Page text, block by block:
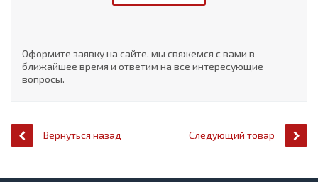
Оформите заявку на сайте, мы свяжемся с вами в
ближайшее время и ответим на все интересующие
вопросы.
Вернуться назад Следующий товар